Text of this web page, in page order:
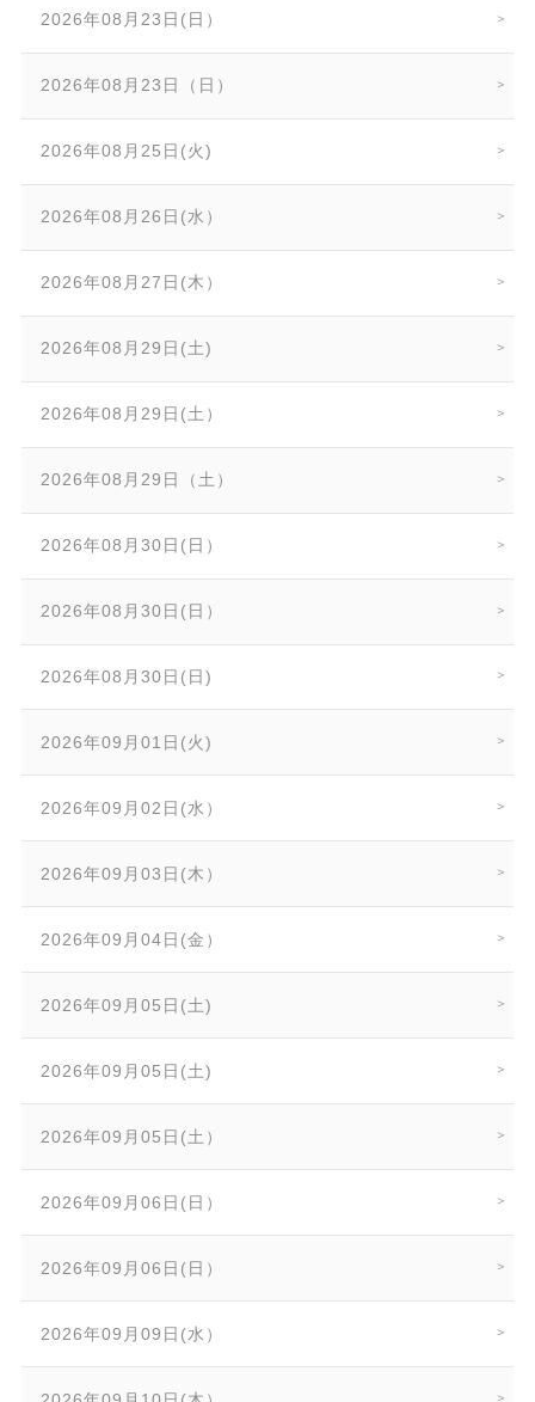
2026年08月23日(日）
2026年08月23日（日）
2026年08月25日(火)
2026年08月26日(水）
2026年08月27日(木）
2026年08月29日(土)
2026年08月29日(土）
2026年08月29日（土）
2026年08月30日(日）
2026年08月30日(日）
2026年08月30日(日)
2026年09月01日(火)
2026年09月02日(水）
2026年09月03日(木）
2026年09月04日(金）
2026年09月05日(土)
2026年09月05日(土)
2026年09月05日(土）
2026年09月06日(日）
2026年09月06日(日）
2026年09月09日(水）